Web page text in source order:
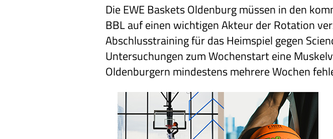
Die EWE Baskets Oldenburg müssen in den
BBL auf einen wichtigen Akteur der Rotation
Abschlusstraining für das Heimspiel gegen
Untersuchungen zum Wochenstart eine
Oldenburgern mindestens mehrere Wochen